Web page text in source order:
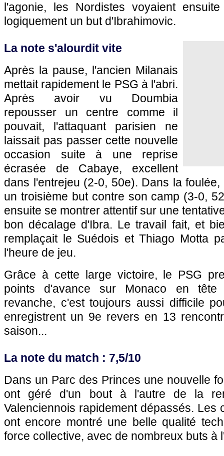
l'agonie, les Nordistes voyaient
logiquement un but d'Ibrahimovic.
La note s'alourdit vite
Après la pause, l'ancien Milanais
mettait rapidement le PSG à l'abri.
Après avoir vu Doumbia
repousser un centre comme il
pouvait, l'attaquant parisien ne
laissait pas passer cette nouvelle
occasion suite à une reprise
écrasée de Cabaye, excellent
dans l'entrejeu (2-0, 50e). Dans la
un troisième but contre son camp (3-0,
ensuite se montrer attentif sur une
bon décalage d'Ibra. Le travail fait, et
remplaçait le Suédois et Thiago Motta
l'heure de jeu.
Grâce à cette large victoire, le PSG
points d'avance sur Monaco en tête
revanche, c'est toujours aussi difficile
enregistrent un 9e revers en 13
saison...
La note du match : 7,5/10
Dans un Parc des Princes une nouvelle
ont géré d'un bout à l'autre de la
Valenciennois rapidement dépassés. Les
ont encore montré une belle qualité
force collective, avec de nombreux buts à